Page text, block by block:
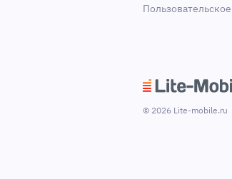
© 2026 Lite-mobile.ru